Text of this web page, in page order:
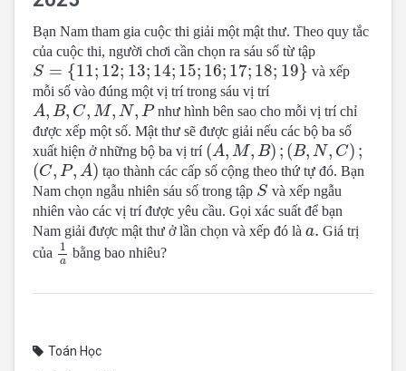
Bạn Nam tham gia cuộc thi giải một mật thư. Theo quy tắc
của cuộc thi, người chơi cần chọn ra sáu số từ tập
S = {11; 12; 13; 14; 15; 16; 17; 18; 19}
S={11;12;13;14;15 ;16;17;18;19}
và xếp
mỗi số vào đúng một vị trí trong sáu vị trí
A, B, C, M, N, P
A,B,C ,M,N,P
như hình bên sao cho mỗi vị trí chỉ
được xếp một số. Mật thư sẽ được giải nếu các bộ ba số
xuất hiện ở những bộ ba vị trí (A, M, B) ; (B, N, C) ;
(A,M,B);(B ,N,C);
(C, P, A)
(C,P,A)
tạo thành các cấp số cộng theo thứ tự đó. Bạn
Nam chọn ngẫu nhiên sáu số trong tập S
S và xếp ngẫu
nhiên vào các vị trí được yêu cầu. Gọi xác suất để bạn
Nam giải được mật thư ở lần chọn và xếp đó là a.
a Giá trị
của 1
a
1a
bằng bao nhiêu?
Toán Học